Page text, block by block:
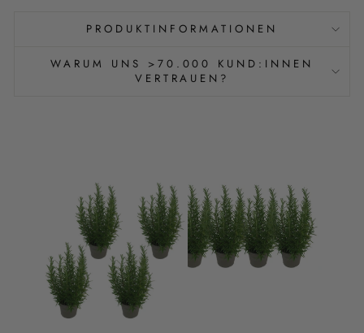
PRODUKTINFORMATIONEN
WARUM UNS >70.000 KUND:INNEN
VERTRAUEN?